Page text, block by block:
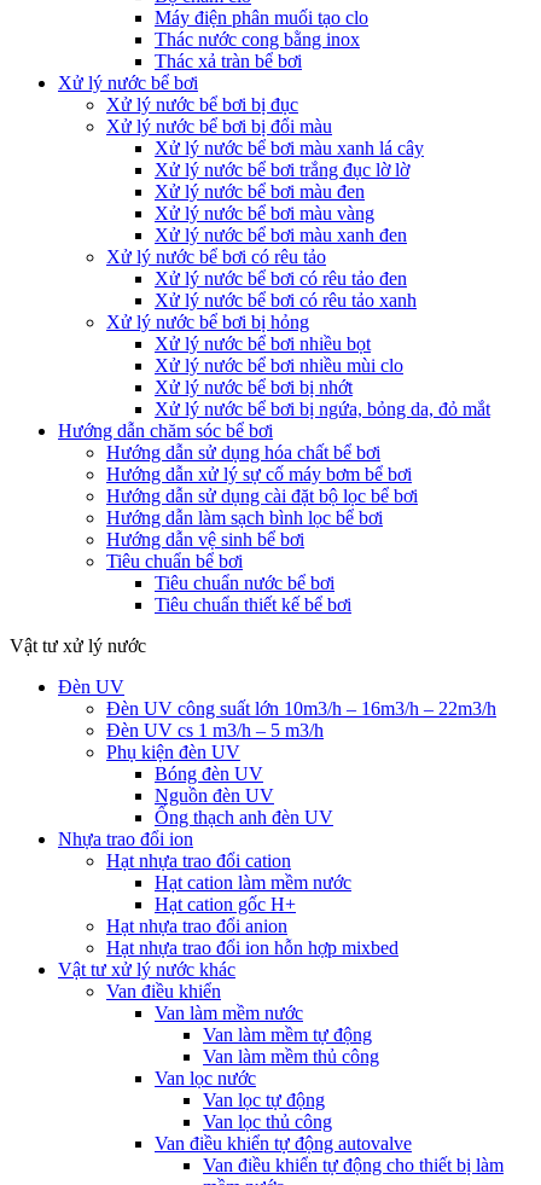
Máy điện phân muối tạo clo
Thác nước cong bằng inox
Thác xả tràn bể bơi
Xử lý nước bể bơi
Xử lý nước bể bơi bị đục
Xử lý nước bể bơi bị đổi màu
Xử lý nước bể bơi màu xanh lá cây
Xử lý nước bể bơi trắng đục lờ lờ
Xử lý nước bể bơi màu đen
Xử lý nước bể bơi màu vàng
Xử lý nước bể bơi màu xanh đen
Xử lý nước bể bơi có rêu tảo
Xử lý nước bể bơi có rêu tảo đen
Xử lý nước bể bơi có rêu tảo xanh
Xử lý nước bể bơi bị hỏng
Xử lý nước bể bơi nhiều bọt
Xử lý nước bể bơi nhiều mùi clo
Xử lý nước bể bơi bị nhớt
Xử lý nước bể bơi bị ngứa, bỏng da, đỏ mắt
Hướng dẫn chăm sóc bể bơi
Hướng dẫn sử dụng hóa chất bể bơi
Hướng dẫn xử lý sự cố máy bơm bể bơi
Hướng dẫn sử dụng cài đặt bộ lọc bể bơi
Hướng dẫn làm sạch bình lọc bể bơi
Hướng dẫn vệ sinh bể bơi
Tiêu chuẩn bể bơi
Tiêu chuẩn nước bể bơi
Tiêu chuẩn thiết kế bể bơi
Vật tư xử lý nước
Đèn UV
Đèn UV công suất lớn 10m3/h – 16m3/h – 22m3/h
Đèn UV cs 1 m3/h – 5 m3/h
Phụ kiện đèn UV
Bóng đèn UV
Nguồn đèn UV
Ống thạch anh đèn UV
Nhựa trao đổi ion
Hạt nhựa trao đổi cation
Hạt cation làm mềm nước
Hạt cation gốc H+
Hạt nhựa trao đổi anion
Hạt nhựa trao đổi ion hỗn hợp mixbed
Vật tư xử lý nước khác
Van điều khiển
Van làm mềm nước
Van làm mềm tự động
Van làm mềm thủ công
Van lọc nước
Van lọc tự động
Van lọc thủ công
Van điều khiển tự động autovalve
Van điều khiển tự động cho thiết bị làm